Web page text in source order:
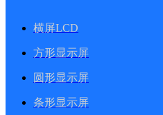
横屏LCD
方形显示屏
圆形显示屏
条形显示屏